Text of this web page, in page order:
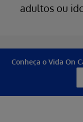
adultos ou
Conheça o Vida On